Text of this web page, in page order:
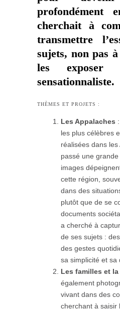
profondément
cherchait à
transmettre
sujets, non pas
les exposer
sensationnaliste.
THÈMES ET PROJETS :
Les Appalaches
les plus célèbres
réalisées dans
passé une
images
cette région,
dans des
plutôt que de se
documents
a cherché à
de ses sujets :
des gestes
sa simplicité et sa
Les familles et
également
vivant dans des
cherchant à saisir